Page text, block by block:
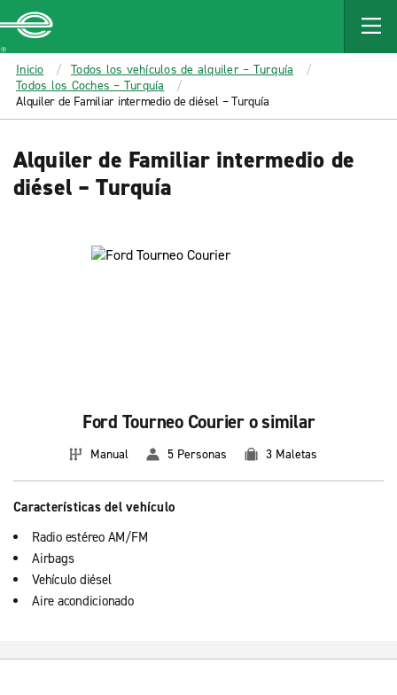
MAIN
CONTENT
Enterprise
Inicio
Todos los vehículos de alquiler – Turquía
Todos los Coches – Turquía
Alquiler de Familiar intermedio de diésel – Turquía
Alquiler de Familiar intermedio de
diésel – Turquía
Ford Tourneo Courier o similar
Manual 5 Personas 3 Maletas
Características del vehículo
Radio estéreo AM/FM
Airbags
Vehículo diésel
Aire acondicionado